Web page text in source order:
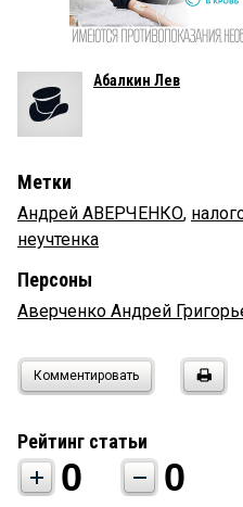
Абалкин Лев
Метки
Андрей АВЕРЧЕНКО,
неучтенка
Персоны
Аверченко Андрей
Комментировать
Рейтинг статьи
0 0